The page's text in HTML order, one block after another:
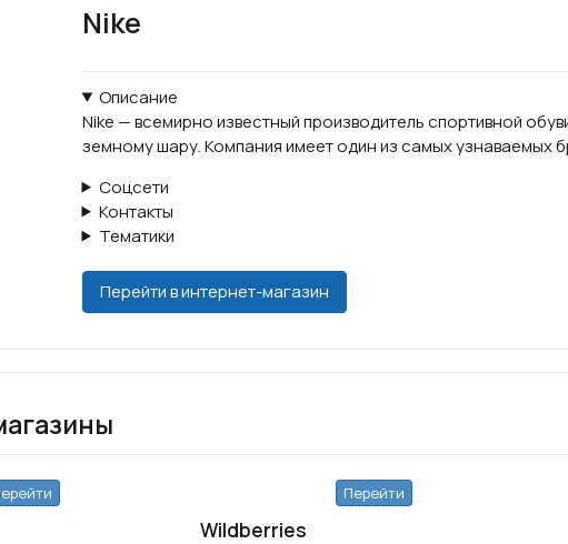
Nike
Описание
Nike — всемирно известный производитель спортивной
земному шару. Компания имеет один из самых узнаваемых
Соцсети
Контакты
Тематики
Перейти в интернет-магазин
Wildberries
Перейти